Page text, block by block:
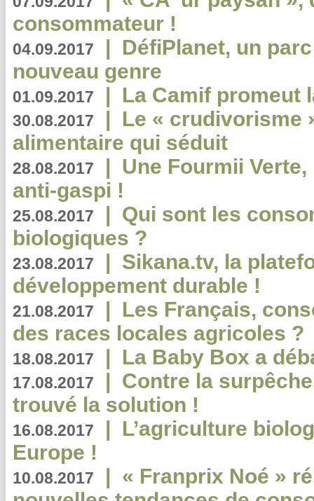
consommateur !
04.09.2017 | DéfiPlanet, un
nouveau genre
01.09.2017 | La Camif promeut
30.08.2017 | Le « crudivorisme
alimentaire qui séduit
28.08.2017 | Une Fourmii
anti-gaspi !
25.08.2017 | Qui sont les
biologiques ?
23.08.2017 | Sikana.tv, la
développement durable !
21.08.2017 | Les Français,
des races locales agricoles ?
18.08.2017 | La Baby Box a
17.08.2017 | Contre la
trouvé la solution !
16.08.2017 | L’agriculture
Europe !
10.08.2017 | « Franprix Noé »